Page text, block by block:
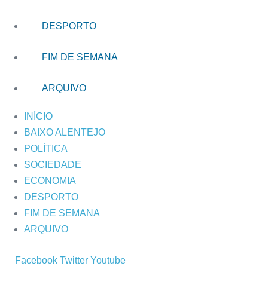
DESPORTO
FIM DE SEMANA
ARQUIVO
INÍCIO
BAIXO ALENTEJO
POLÍTICA
SOCIEDADE
ECONOMIA
DESPORTO
FIM DE SEMANA
ARQUIVO
Facebook Twitter Youtube